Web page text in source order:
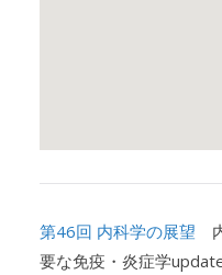
第46回 内科学の展望
要な免疫・炎症学